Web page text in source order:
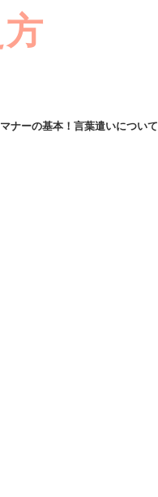
ナーの基本！言葉遣いについて